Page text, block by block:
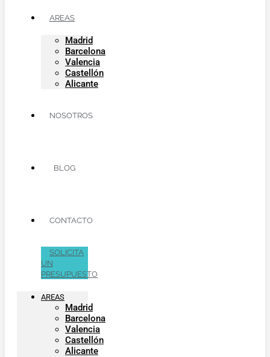
AREAS
Madrid
Barcelona
Valencia
Castellón
Alicante
NOSOTROS
BLOG
CONTACTO
SOLICITA
UN
PRESUPUESTO
AREAS
Madrid
Barcelona
Valencia
Castellón
Alicante